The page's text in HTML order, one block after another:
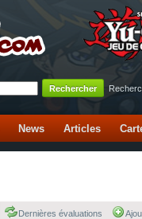
News Articles
Dernières évaluations